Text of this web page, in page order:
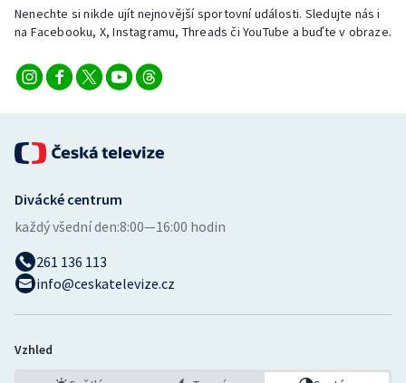
Triatlon
Veslování
Volejbal
Ostatní
Nenechte si nikde ujít nejnovější sportovní události. Sledujte nás i
na Facebooku, X, Instagramu, Threads či YouTube a buďte v obraze.
Divácké centrum
každý všední den:8:00—16:00 hodin
261 136 113
info@ceskatelevize.cz
Vzhled